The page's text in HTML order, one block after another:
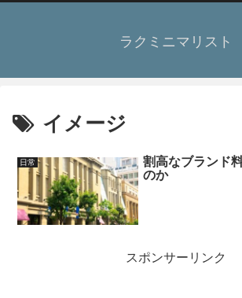
ラクミニマリスト
イメージ
日常
割高なブランド
のか
スポンサーリンク